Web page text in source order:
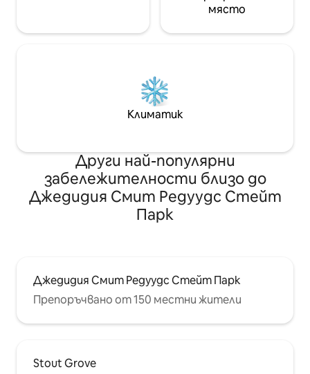
място
Климатик
Други най-популярни
забележителности близо до
Джедидия Смит Редуудс Стейт
Парк
Джедидия Смит Редуудс Стейт Парк
Препоръчвано от 150 местни жители
Stout Grove